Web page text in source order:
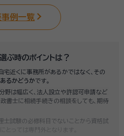
例一覧
ぶ時のポイントは？
宅近くに事務所があるかではなく、その
るかどうかです。
野は幅広く、法人設立や許認可申請など
書士に相続手続きの相談をしても、期待
士試験の必修科目でないことから資格試
とっては専門外となります。